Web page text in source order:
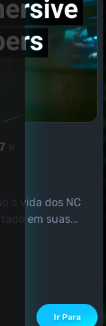
à vida dos NC
em suas...
Ir Para